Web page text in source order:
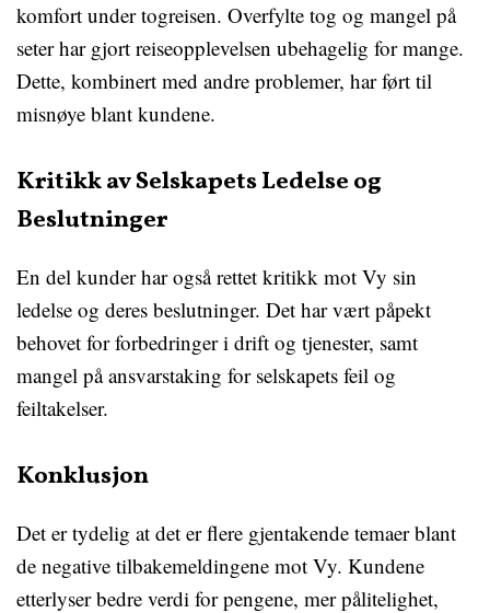
komfort under togreisen. Overfylte tog og mangel på
seter har gjort reiseopplevelsen ubehagelig for mange.
Dette, kombinert med andre problemer, har ført til
misnøye blant kundene.
Kritikk av Selskapets Ledelse og
Beslutninger
En del kunder har også rettet kritikk mot Vy sin
ledelse og deres beslutninger. Det har vært påpekt
behovet for forbedringer i drift og tjenester, samt
mangel på ansvarstaking for selskapets feil og
feiltakelser.
Konklusjon
Det er tydelig at det er flere gjentakende temaer blant
de negative tilbakemeldingene mot Vy. Kundene
etterlyser bedre verdi for pengene, mer pålitelighet,